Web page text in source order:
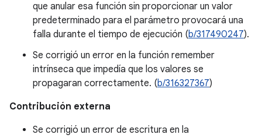
que anular esa función sin proporcionar un valor
predeterminado para el parámetro provocará una
falla durante el tiempo de ejecución (b/317490247).
Se corrigió un error en la función remember
intrínseca que impedía que los valores se
propagaran correctamente. (b/316327367)
Contribución externa
Se corrigió un error de escritura en la